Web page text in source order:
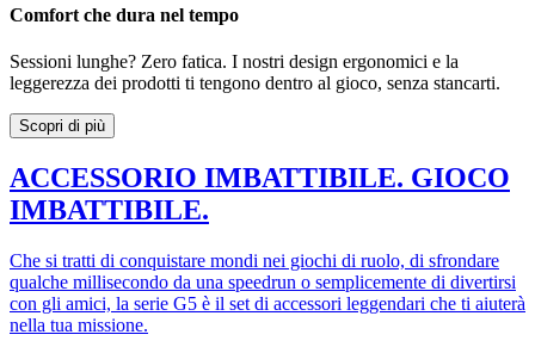
Comfort che dura nel tempo
Sessioni lunghe? Zero fatica. I nostri design ergonomici e la
leggerezza dei prodotti ti tengono dentro al gioco, senza stancarti.
Scopri di più
ACCESSORIO IMBATTIBILE. GIOCO
IMBATTIBILE.
Che si tratti di conquistare mondi nei giochi di ruolo, di sfrondare
qualche millisecondo da una speedrun o semplicemente di divertirsi
con gli amici, la serie G5 è il set di accessori leggendari che ti aiuterà
nella tua missione.